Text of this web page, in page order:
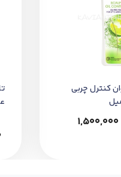
کنترل چربي
1,500,000